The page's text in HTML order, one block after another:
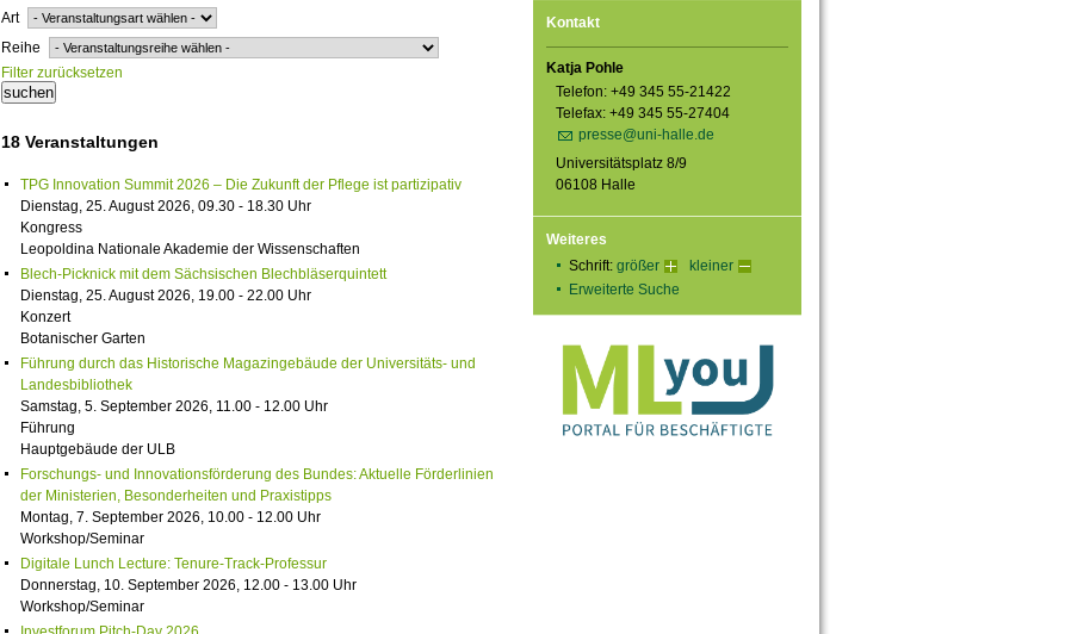
Kontakt
Katja Pohle
Telefon: +49 345 55-21422
Telefax: +49 345 55-27404
presse@uni-halle.de
Universitätsplatz 8/9
06108 Halle
Weiteres
Schrift: größer
kleiner
Erweiterte Suche
Art
Reihe
Filter zurücksetzen
18 Veranstaltungen
TPG Innovation Summit 2026 – Die Zukunft der Pflege ist partizipativ
Dienstag, 25. August 2026, 09.30 - 18.30 Uhr
Kongress
Leopoldina Nationale Akademie der Wissenschaften
Blech-Picknick mit dem Sächsischen Blechbläserquintett
Dienstag, 25. August 2026, 19.00 - 22.00 Uhr
Konzert
Botanischer Garten
Führung durch das Historische Magazingebäude der Universitäts- und
Landesbibliothek
Samstag, 5. September 2026, 11.00 - 12.00 Uhr
Führung
Hauptgebäude der ULB
Forschungs- und Innovationsförderung des Bundes: Aktuelle Förderlinien
der Ministerien, Besonderheiten und Praxistipps
Montag, 7. September 2026, 10.00 - 12.00 Uhr
Workshop/Seminar
Digitale Lunch Lecture: Tenure-Track-Professur
Donnerstag, 10. September 2026, 12.00 - 13.00 Uhr
Workshop/Seminar